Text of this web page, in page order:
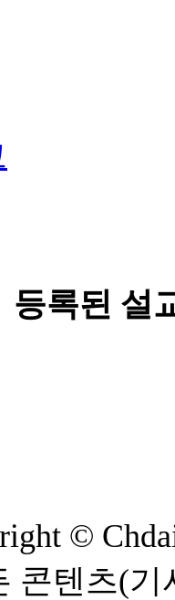
등록된 설
©
콘텐츠(